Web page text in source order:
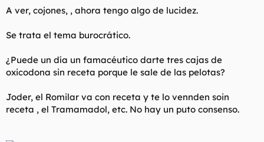
:
A ver, cojones, , ahora tengo algo de lucidez.
Se trata el tema burocrático.
¿Puede un día un famacéutico darte tres cajas de
oxicodona sin receta porque le sale de las pelotas?
Joder, el Romilar va con receta y te lo vennden soin
receta , el Tramamadol, etc. No hay un puto consenso.